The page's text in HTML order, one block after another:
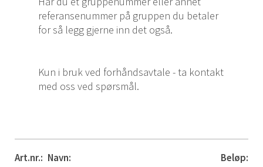
referansenummer på gruppen du betaler
for så legg gjerne inn det også.
Kun i bruk ved forhåndsavtale - ta kontakt
med oss ved spørsmål.
Art.nr.: Navn:
Beløp: